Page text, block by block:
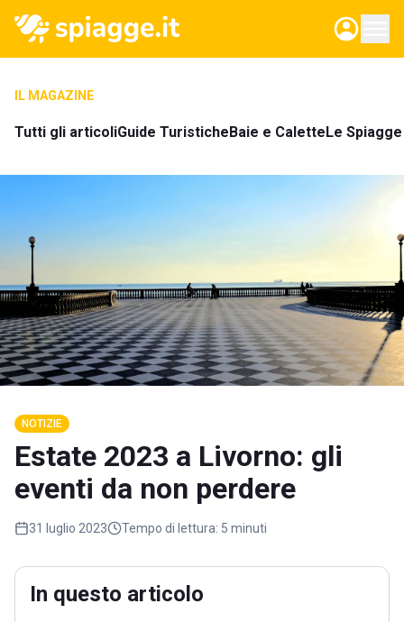
IL MAGAZINE
Tutti gli articoliGuide TuristicheBaie e CaletteLe
NOTIZIE
Estate 2023 a Livorno: gli
eventi da non perdere
31 luglio 2023 Tempo di lettura: 5 minuti
In questo articolo